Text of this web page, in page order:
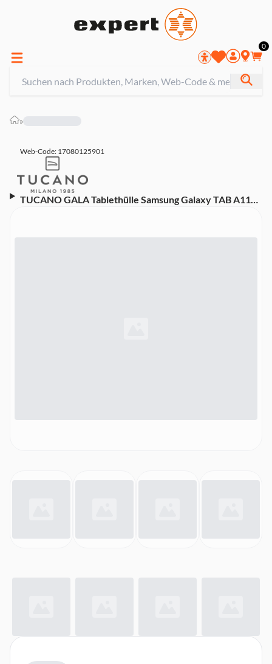
0
»
Web-Code: 17080125901
TUCANO GALA Tablethülle Samsung Galaxy TAB A11+